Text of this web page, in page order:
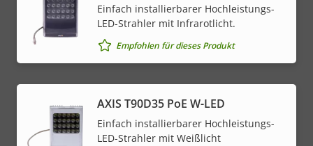
Einfach installierbarer Hochleistungs-
LED-Strahler mit Infrarotlicht.
Empfohlen für dieses Produkt
AXIS T90D35 PoE W-LED
Einfach installierbarer Hochleistungs-
LED-Strahler mit Weißlicht